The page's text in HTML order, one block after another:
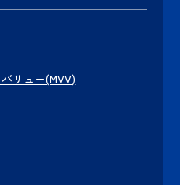
リュー(MVV)